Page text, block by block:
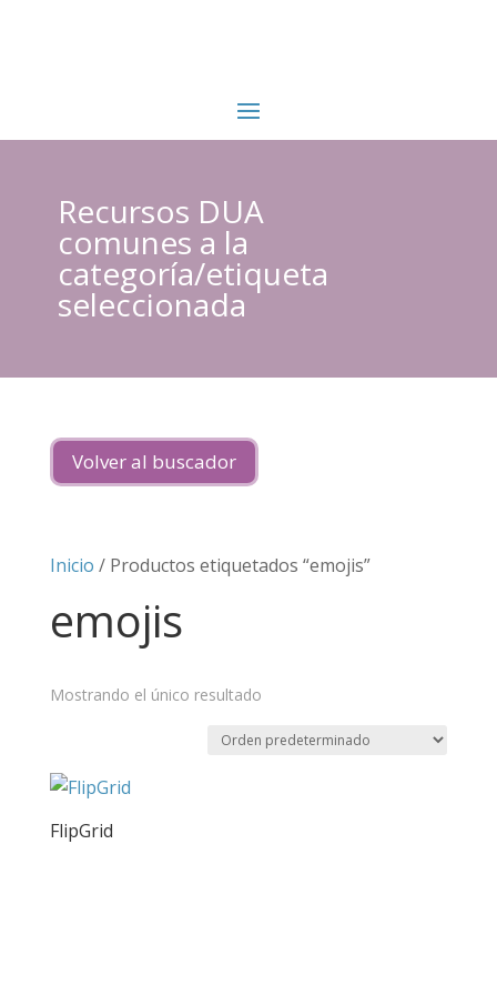
Recursos DUA
comunes a la
categoría/etiqueta
seleccionada
Volver al buscador
Inicio / Productos etiquetados “emojis”
emojis
Mostrando el único resultado
FlipGrid